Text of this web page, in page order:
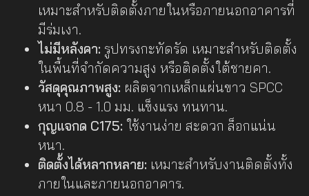
เหมาะสำหรับติดตั้งภายในหรือภายนอกอาคารที่
มีร่มเงา.
ไม่มีหลังคา: รูปทรงกะทัดรัด เหมาะสำหรับติดตั้ง
ในพื้นที่จำกัดความสูง หรือติดตั้งใต้ชายคา.
วัสดุคุณภาพสูง: ผลิตจากเหล็กแผ่นขาว SPCC
หนา 0.8 - 1.0 มม. แข็งแรง ทนทาน.
กุญแจกด C175: ใช้งานง่าย สะดวก ล็อกแน่น
หนา.
ติดตั้งได้หลากหลาย: เหมาะสำหรับงานติดตั้งทั้ง
ภายในและภายนอกอาคาร.